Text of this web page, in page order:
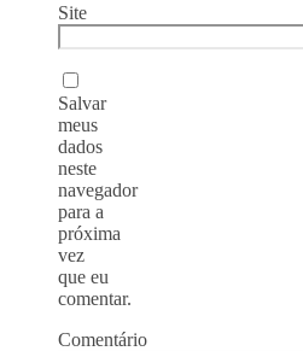
Site
Salvar
meus
dados
neste
navegador
para a
próxima
vez
que eu
comentar.
Comentário